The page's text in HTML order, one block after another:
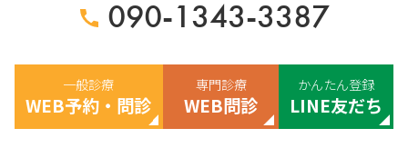
090-1343-3387
一般診療
WEB予約・問診
専門診療
WEB問診
かんたん登録
LINE友だち